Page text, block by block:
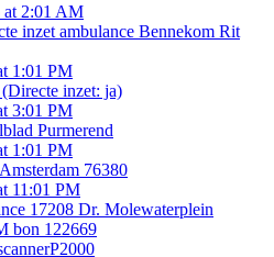
at 2:01 AM
inzet ambulance Bennekom Rit
1:01 PM
inzet: ja)
3:01 PM
Purmerend
1:01 PM
76380
11:01 PM
17208 Dr. Molewaterplein
bon 122669
P2000